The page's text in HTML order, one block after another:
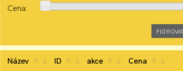
Cena:
Název arrow_upward arrow_downward ID arrow_upward arrow_downward akce arrow_upward arrow_downward Cena arrow_upward arrow_downward